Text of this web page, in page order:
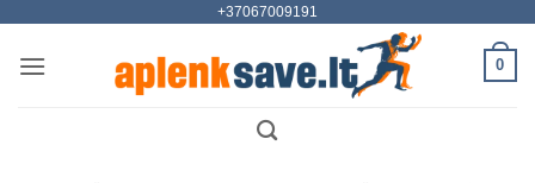
content
+37067009191
0